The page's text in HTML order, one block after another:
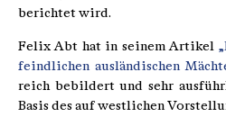
berichtet wird.
Felix Abt hat in seinem Artikel
feindlichen ausländischen
reich bebildert und sehr
Basis des auf westlichen